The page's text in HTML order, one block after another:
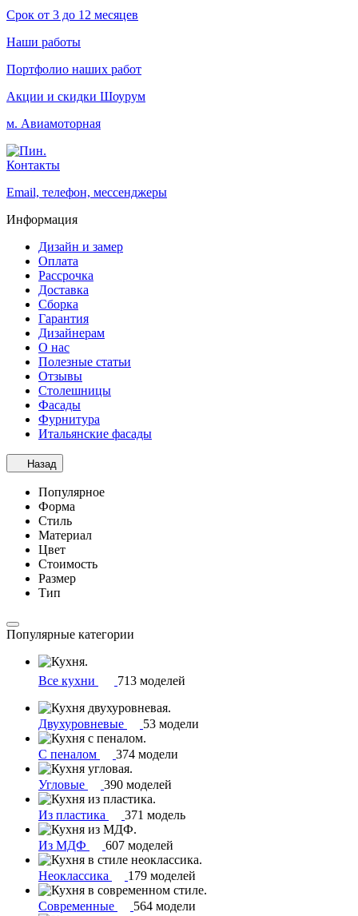
Срок от 3 до 12 месяцев
Наши работы
Портфолио наших работ
Акции и скидки Шоурум
м. Авиамоторная
Контакты
Email, телефон, мессенджеры
Информация
Дизайн и замер
Оплата
Рассрочка
Доставка
Сборка
Гарантия
Дизайнерам
О нас
Полезные статьи
Отзывы
Столешницы
Фасады
Фурнитура
Итальянские фасады
Назад
Популярное
Форма
Стиль
Материал
Цвет
Стоимость
Размер
Тип
Популярные категории
Все кухни 713 моделей
Двухуровневые 53 модели
С пеналом 374 модели
Угловые 390 моделей
Из пластика 371 модель
Из МДФ 607 моделей
Неоклассика 179 моделей
Современные 564 модели